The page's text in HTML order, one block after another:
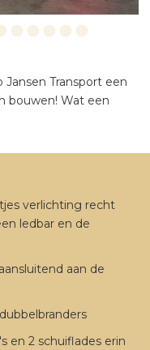
Jansen Transport een
bouwen! Wat een
verlichting recht
ledbar en de
aan de
en 2 schuiflades erin